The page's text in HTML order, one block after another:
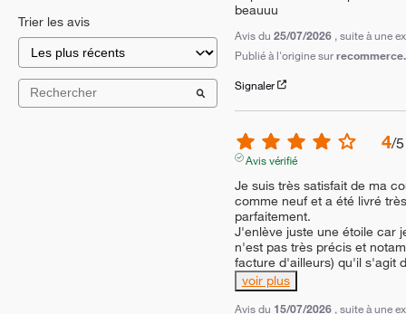
Trier les avis
beauuu
Avis du 25/07/2026 , suite à une
Publié à l'origine sur
Signaler
4/5
Avis vérifié
Je suis très satisfait de ma
comme neuf et a été livré
parfaitement.
J'enlève juste une étoile car
n'est pas très précis et
facture d'ailleurs) qu'il s'agit
voir plus
Avis du 15/07/2026 , suite à une